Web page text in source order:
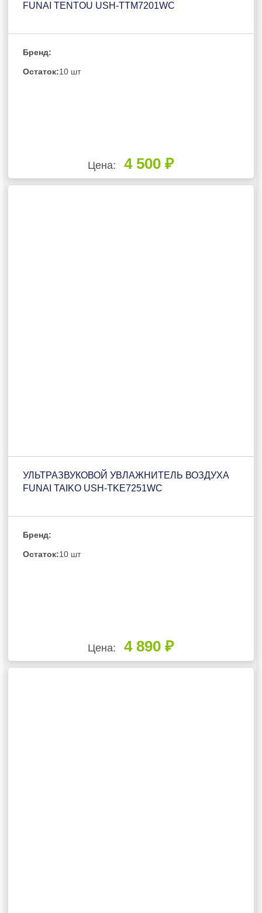
FUNAI TENTOU USH-TTM7201WC
Бренд:
Остаток:10 шт
Цена: 4 500 ₽
УЛЬТРАЗВУКОВОЙ УВЛАЖНИТЕЛЬ ВОЗДУХА
FUNAI TAIKO USH-TKE7251WC
Бренд:
Остаток:10 шт
Цена: 4 890 ₽